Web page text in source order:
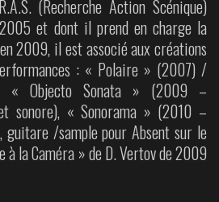
(Recherche Action Scénique)
et dont il prend en charge la
2009, il est associé aux créations
: « Polaire » (2007) /
« Objecto Sonata » (2009 –
sonore), « Sonorama » (2010 –
guitare /sample pour Absent sur le
à la Caméra » de D. Vertov de 2009